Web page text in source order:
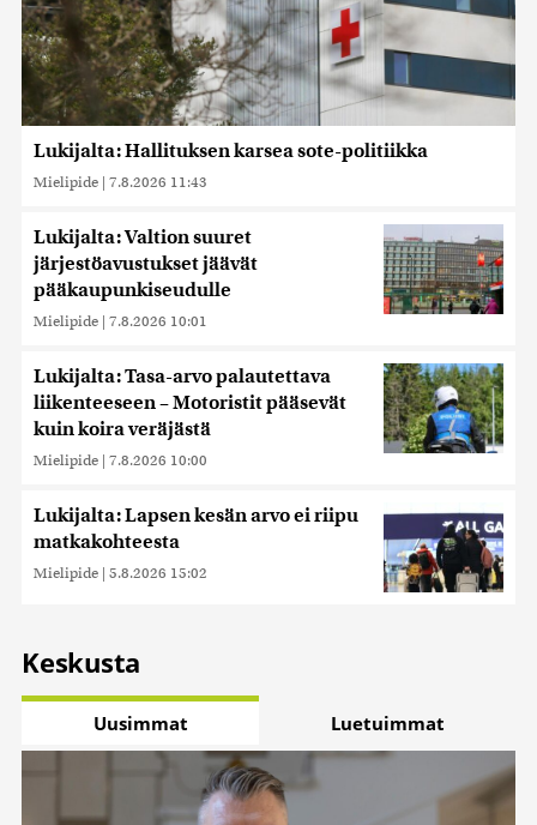
Lukijalta: Hallituksen karsea sote-politiikka
Mielipide | 7.8.2026 11:43
Lukijalta: Valtion suuret
järjestöavustukset jäävät
pääkaupunkiseudulle
Mielipide | 7.8.2026 10:01
Lukijalta: Tasa-arvo palautettava
liikenteeseen – Motoristit pääsevät
kuin koira veräjästä
Mielipide | 7.8.2026 10:00
Lukijalta: Lapsen kesän arvo ei riipu
matkakohteesta
Mielipide | 5.8.2026 15:02
Keskusta
Uusimmat Luetuimmat